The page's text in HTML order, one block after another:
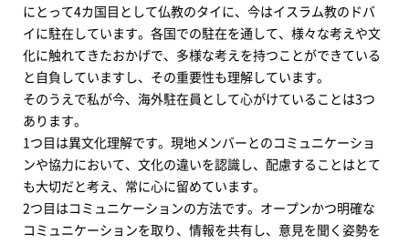
にとって4カ国目として仏教のタイに、今はイスラム教のドバ
イに駐在しています。各国での駐在を通して、様々な考えや文
化に触れてきたおかげで、多様な考えを持つことができている
と自負していますし、その重要性も理解しています。
そのうえで私が今、海外駐在員として心がけていることは3つ
あります。
1つ目は異文化理解です。現地メンバーとのコミュニケーショ
ンや協力において、文化の違いを認識し、配慮することはとて
も大切だと考え、常に心に留めています。
2つ目はコミュニケーションの方法です。オープンかつ明確な
コミュニケーションを取り、情報を共有し、意見を聞く姿勢を